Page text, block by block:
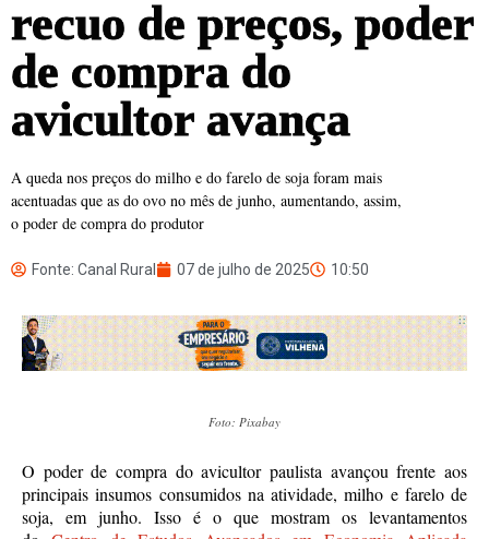
recuo de preços, poder
de compra do
avicultor avança
A queda nos preços do milho e do farelo de soja foram mais
acentuadas que as do ovo no mês de junho, aumentando, assim,
o poder de compra do produtor
Fonte: Canal Rural 07 de julho de 2025 10:50
Foto: Pixabay
O poder de compra do avicultor paulista avançou frente aos
principais insumos consumidos na atividade, milho e farelo de
soja, em junho. Isso é o que mostram os levantamentos